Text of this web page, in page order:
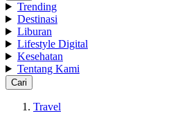
Trending
Destinasi
Liburan
Lifestyle Digital
Kesehatan
Tentang Kami
Cari
Travel